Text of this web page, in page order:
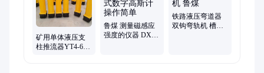
矿用单体液压支
柱推流器YT4-6A
鲁煤 测量磁感应
强度的仪器 DX-
铁路液压弯道器
双钩弯轨机 槽型